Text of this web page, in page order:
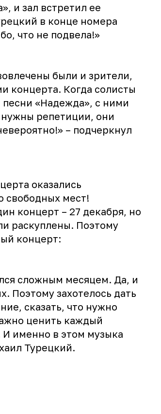
и зал встретил ее
в конце номера
что не подвела!»
были и зрители,
концерта. Когда солисты
песни «Надежда», с ними
нужны репетиции, они
– подчеркнул
оказались
свободных мест!
концерт – 27 декабря, но
раскуплены. Поэтому
концерт:
сложным месяцем. Да, и
Поэтому захотелось дать
сказать, что нужно
ценить каждый
именно в этом музыка
Турецкий.